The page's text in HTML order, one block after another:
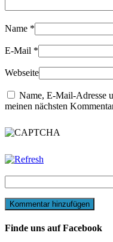
Name *
E-Mail *
Webseite
Name, E-Mail-Adresse
meinen nächsten
Finde uns auf Facebook